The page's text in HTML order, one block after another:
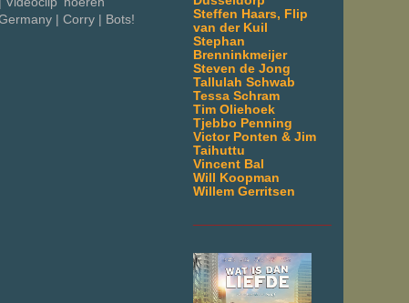
Steffen Haars, Flip
van der Kuil
Stephan
Brenninkmeijer
Steven de Jong
Tallulah Schwab
Tessa Schram
Tim Oliehoek
Tjebbo Penning
Victor Ponten & Jim
Taihuttu
Vincent Bal
Will Koopman
Willem Gerritsen
| Corry | Bots!